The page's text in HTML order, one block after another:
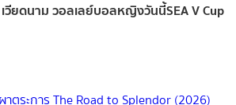
ยดนาม วอลเลย์บอลหญิงวันนี้SEA V Cup